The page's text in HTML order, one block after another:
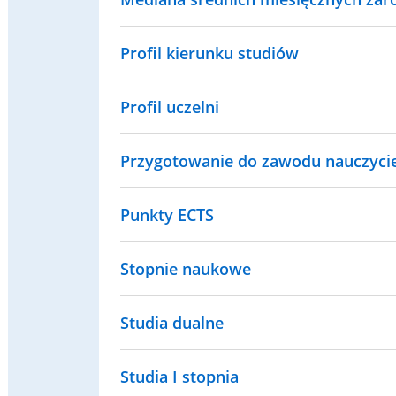
Profil kierunku studiów
Profil uczelni
Przygotowanie do zawodu
Punkty ECTS
Stopnie naukowe
Studia dualne
Studia I stopnia